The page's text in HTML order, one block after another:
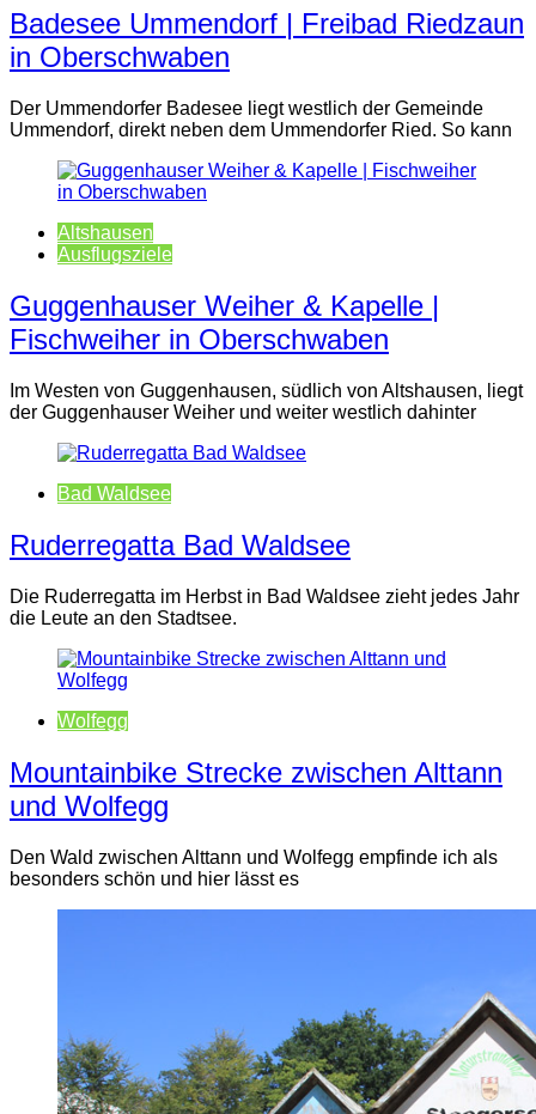
Badesee Ummendorf | Freibad Riedzaun
in Oberschwaben
Der Ummendorfer Badesee liegt westlich der Gemeinde
Ummendorf, direkt neben dem Ummendorfer Ried. So kann
Altshausen
Ausflugsziele
Guggenhauser Weiher & Kapelle |
Fischweiher in Oberschwaben
Im Westen von Guggenhausen, südlich von Altshausen, liegt
der Guggenhauser Weiher und weiter westlich dahinter
Bad Waldsee
Ruderregatta Bad Waldsee
Die Ruderregatta im Herbst in Bad Waldsee zieht jedes Jahr
die Leute an den Stadtsee.
Wolfegg
Mountainbike Strecke zwischen Alttann
und Wolfegg
Den Wald zwischen Alttann und Wolfegg empfinde ich als
besonders schön und hier lässt es